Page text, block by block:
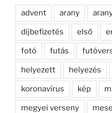
advent arany
díjbefizetés első
fotó futás
helyezett helyezés
koronavírus kép
megyei verseny